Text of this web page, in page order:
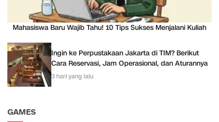
Mahasiswa Baru Wajib Tahu! 10 Tips Sukses Menjalani Kuliah
Ingin ke Perpustakaan Jakarta di TIM? Berikut
Cara Reservasi, Jam Operasional, dan Aturannya
3 hari yang lalu
GAMES